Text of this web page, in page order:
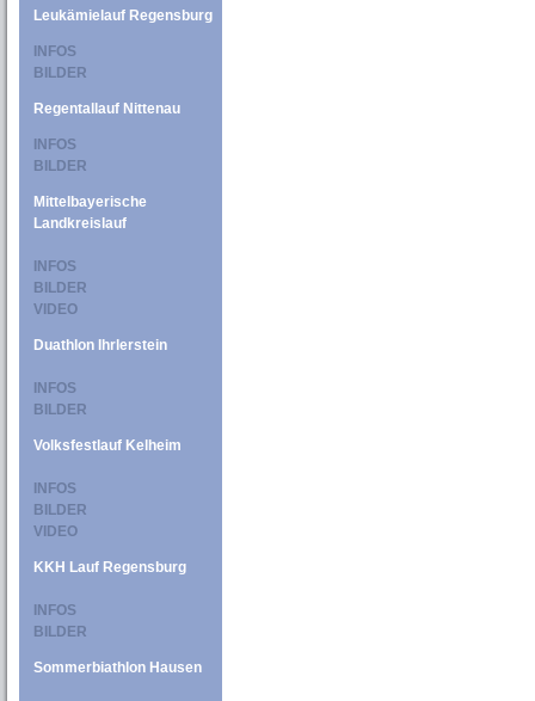
Leukämielauf Regensburg
INFOS
BILDER
Regentallauf Nittenau
INFOS
BILDER
Mittelbayerische
Landkreislauf
INFOS
BILDER
VIDEO
Duathlon Ihrlerstein
INFOS
BILDER
Volksfestlauf Kelheim
INFOS
BILDER
VIDEO
KKH Lauf Regensburg
INFOS
BILDER
Sommerbiathlon Hausen